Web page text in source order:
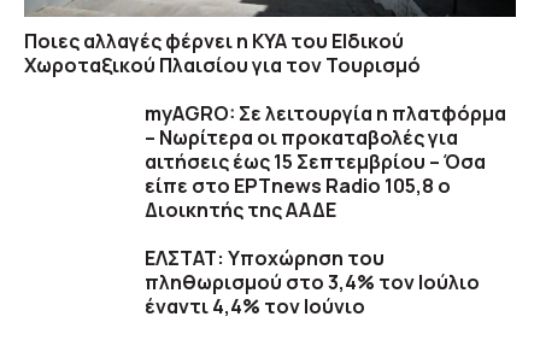
Ποιες αλλαγές φέρνει η ΚΥΑ του ΕΙδικού
Χωροταξικού Πλαισίου για τον Τουρισμό
myAGRO: Σε λειτουργία η πλατφόρμα
– Νωρίτερα οι προκαταβολές για
αιτήσεις έως 15 Σεπτεμβρίου – Όσα
είπε στο ΕΡΤnews Radio 105,8 ο
Διοικητής της ΑΑΔΕ
ΕΛΣΤΑΤ: Υποχώρηση του
πληθωρισμού στο 3,4% τον Ιούλιο
έναντι 4,4% τον Ιούνιο